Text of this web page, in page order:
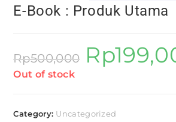
E-Book : Produk Utama
Rp500,000 Rp
Out of stock
Category: Uncategorized